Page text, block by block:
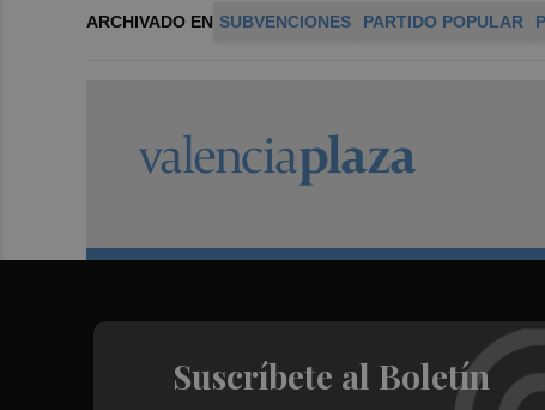
ARCHIVADO EN SUBVENCIONES PARTIDO POPULAR
Suscríbete al Boletín